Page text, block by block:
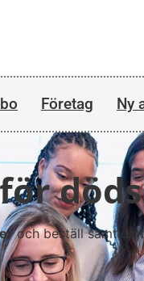
Företag Ny
och beställ